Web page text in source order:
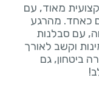
מאוד, עם
כאחד. מהרגע
עם סבלנות
וקשב לאורך
ביטחון, גם